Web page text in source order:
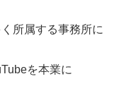
所属する事務所に
を本業に